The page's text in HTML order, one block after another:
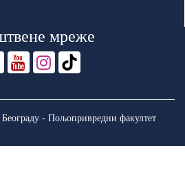
мреже
- Пољопривредни факултет